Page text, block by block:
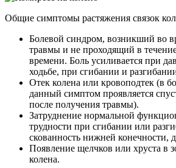
Общие симптомы растяжения связок
Болевой синдром, возникший во
травмы и не проходящий в
времени. Боль усиливается при
ходьбе, при сгибании и
Отек колена или кровоподтек (в
данный симптом проявляется
после получения травмы).
Затруднение нормальной
трудности при сгибании или
скованность нижней конечности,
Появление щелчков или хруста в
колена.